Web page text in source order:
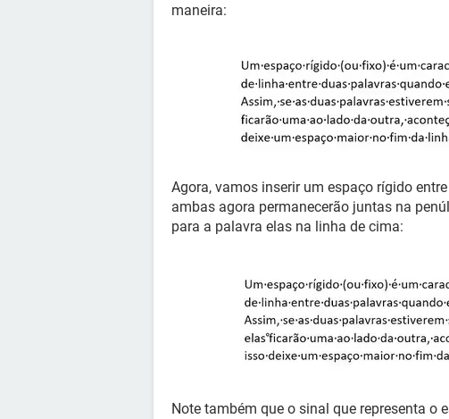
maneira:
Agora, vamos inserir um espaço rígido
ambas agora permanecerão juntas na
para a palavra elas na linha de cima:
Note também que o sinal que representa o